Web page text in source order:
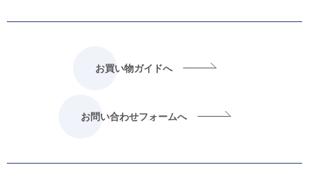
お買い物ガイドへ
お問い合わせフォームへ